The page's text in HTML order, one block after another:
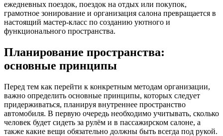
ежедневных поездок, поездок на отдых или покупок,
грамотное зонирование и организация салона превращается в
настоящий мастер-класс по созданию уютного и
функционального пространства.
Планирование пространства:
основные принципы
Перед тем как перейти к конкретным методам организации,
важно определить основные принципы, которых следует
придерживаться, планируя внутреннее пространство
автомобиля. В первую очередь необходимо учитывать, сколько
человек будет сидеть за рулём и в пассажирском салоне, а
также какие вещи обязательно должны быть всегда под рукой.